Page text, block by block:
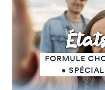
FORMULE
•